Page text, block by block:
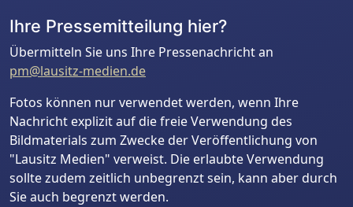
Ihre Pressemitteilung hier?
Übermitteln Sie uns Ihre Pressenachricht an
pm@lausitz-medien.de
Fotos können nur verwendet werden, wenn Ihre
Nachricht explizit auf die freie Verwendung des
Bildmaterials zum Zwecke der Veröffentlichung von
"Lausitz Medien" verweist. Die erlaubte Verwendung
sollte zudem zeitlich unbegrenzt sein, kann aber durch
Sie auch begrenzt werden.